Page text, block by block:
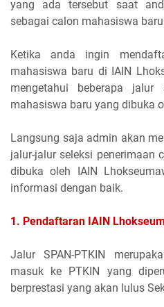
yang ada tersebut saat
sebagai calon mahasiswa
Ketika anda ingin
mahasiswa baru di IAIN
mengetahui beberapa jalur
mahasiswa baru yang dibuka
Langsung saja admin akan
jalur-jalur seleksi penerimaan
dibuka oleh IAIN
informasi dengan baik.
1. Pendaftaran IAIN
Jalur SPAN-PTKIN
masuk ke PTKIN yang
berprestasi yang akan lulus